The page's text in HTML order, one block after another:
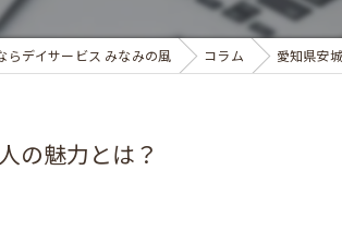
らデイサービス みなみの風 コラム 愛知県安
の魅力とは？